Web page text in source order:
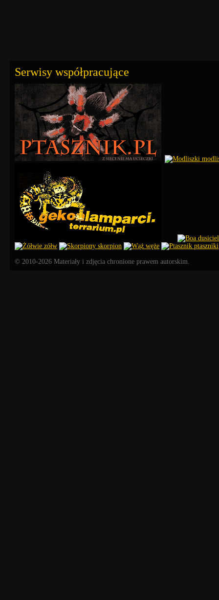
Serwisy współpracujące
© 2010-2026 Materiały i zdjęcia chronione prawem autorskim.